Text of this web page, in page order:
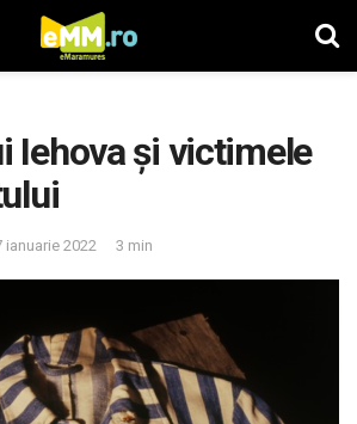
Iehova și victimele
ianuarie 2022 3 min